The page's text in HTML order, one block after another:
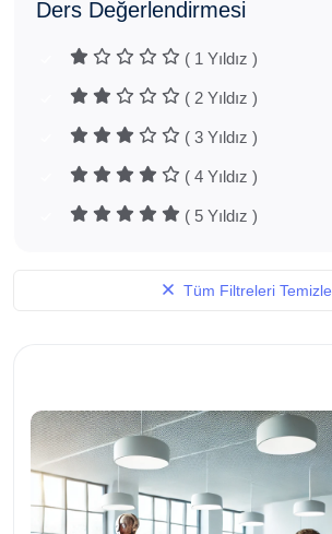
Ders Değerlendirmesi
( 1 Yıldız )
( 2 Yıldız )
( 3 Yıldız )
( 4 Yıldız )
( 5 Yıldız )
Tüm Filtreleri Temizle